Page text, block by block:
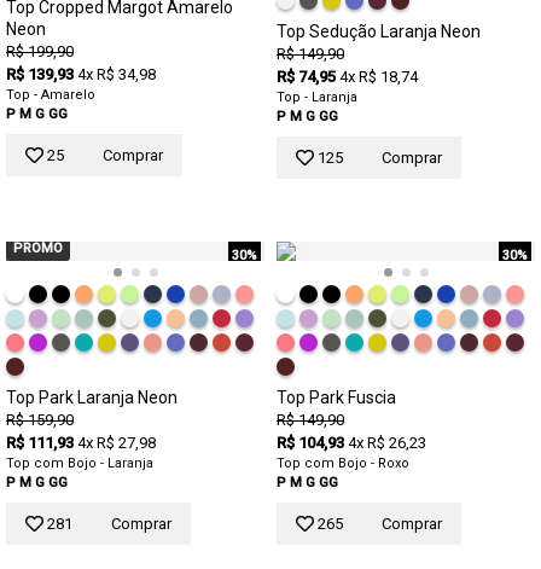
Top Cropped Margot Amarelo
Neon
R$ 199,90
R$ 139,93 4x R$ 34,98
Top - Amarelo
P M G GG
25 Comprar
Top Sedução Laranja Neon
R$ 149,90
R$ 74,95 4x R$ 18,74
Top - Laranja
P M G GG
125 Comprar
30%
PROMO
Top Park Laranja Neon
R$ 159,90
R$ 111,93 4x R$ 27,98
Top com Bojo - Laranja
P M G GG
281 Comprar
30%
Top Park Fuscia
R$ 149,90
R$ 104,93 4x R$ 26,23
Top com Bojo - Roxo
P M G GG
265 Comprar